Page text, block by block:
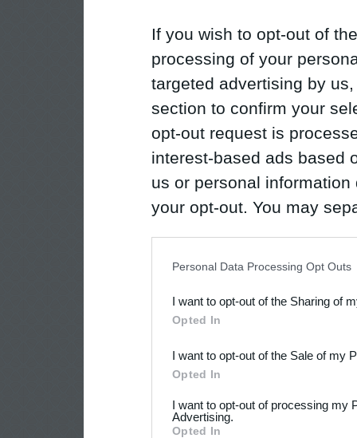
If you wish to opt-out of
processing of your
targeted advertising by
section to confirm your
opt-out request is
interest-based ads based
us or personal
your opt-out. You may
Downstream Participants
third parties.
Personal Data Processing Opt Outs
I want to opt-out of the Sharing of
Opted In
I want to opt-out of the Sale of my
Opted In
I want to opt-out of processing my
Advertising.
Opted In